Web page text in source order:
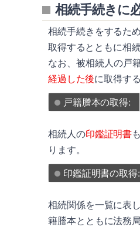
相続手続きに
相続手続きをするた
取得するとともに相
なお、被相続人の戸
経過した後に取得す
戸籍謄本の取得:
相続人の印鑑証明書
ります。
印鑑証明書の取得:
相続関係を一覧に表
籍謄本とともに法務